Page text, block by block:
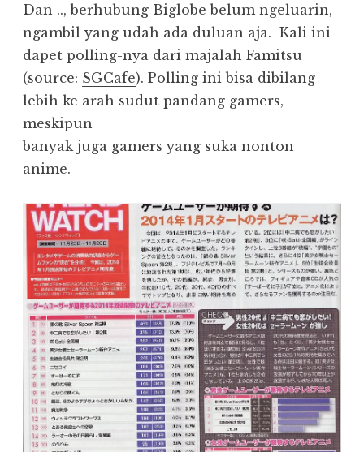
Dan .., berhubung Biglobe belum ngeluarin,
ngambil yang udah ada duluan aja. Kali ini
dapet polling-nya dari majalah Famitsu
(source: SGCafe). Polling ini bisa dibilang
lebih ke arah sudut pandang gamers,
meskipun
banyak juga gamers yang suka nonton
anime.